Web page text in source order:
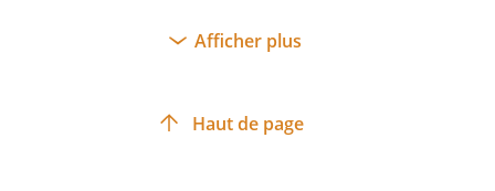
Afficher plus
Haut de page